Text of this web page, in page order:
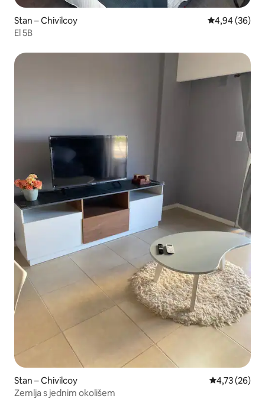
Stan – Chivilcoy Prosječna
4,94 (36)
El 5B
Stan – Chivilcoy Prosječna
4,73 (26)
Zemlja s jednim okolišem